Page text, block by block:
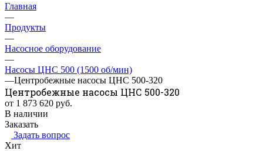
Главная
—
Продукты
—
Насосное оборудование
—
Насосы ЦНС 500 (1500 об/мин)
—Центробежные насосы ЦНС 500-320
Центробежные насосы ЦНС 500-320
от 1 873 620 руб.
В наличии
Заказать
Задать вопрос
Хит